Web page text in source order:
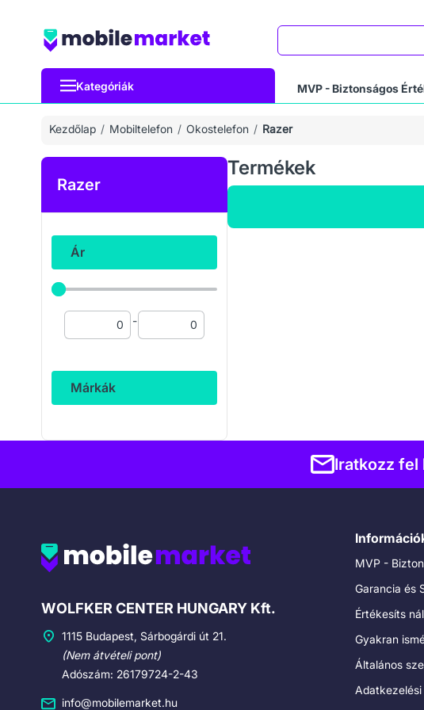
Kategóriák MVP - Biztonságos
Kezdőlap Mobiltelefon Okostelefon Razer
Razer
Ár
-
Márkák
Termékek
Iratkozz fel
Cégadatok
WOLFKER CENTER HUNGARY Kft.
1115 Budapest, Sárbogárdi út 21.
(Nem átvételi pont)
Adószám: 26179724-2-43
info@mobilemarket.hu
MVP -
Garancia és
Értékesíts
Gyakran
Általános